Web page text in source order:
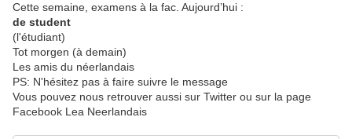
Cette semaine, examens à la fac. Aujourd’hui :
de student
(l'étudiant)
Tot morgen (à demain)
Les amis du néerlandais
PS: N'hésitez pas à faire suivre le message
Vous pouvez nous retrouver aussi sur Twitter ou sur la page
Facebook Lea Neerlandais